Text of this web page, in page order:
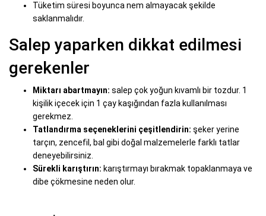
Tüketim süresi boyunca nem almayacak şekilde
saklanmalıdır.
Salep yaparken dikkat edilmesi
gerekenler
Miktarı abartmayın: salep çok yoğun kıvamlı bir tozdur. 1
kişilik içecek için 1 çay kaşığından fazla kullanılması
gerekmez.
Tatlandırma seçeneklerini çeşitlendirin: şeker yerine
tarçın, zencefil, bal gibi doğal malzemelerle farklı tatlar
deneyebilirsiniz.
Sürekli karıştırın: karıştırmayı bırakmak topaklanmaya ve
dibe çökmesine neden olur.